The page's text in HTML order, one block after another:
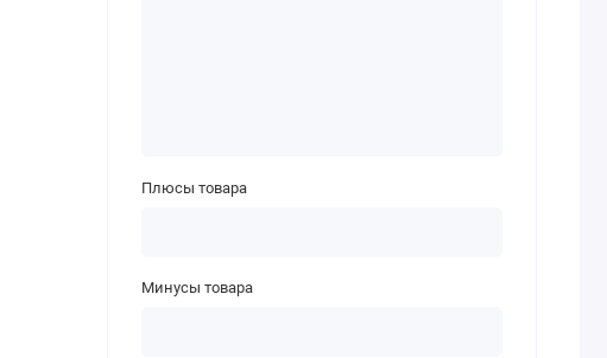
Плюсы товара
Минусы товара